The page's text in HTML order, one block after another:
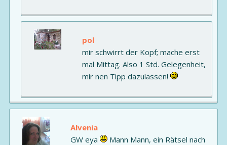
pol
mir schwirrt der Kopf; mache erst
mal Mittag. Also 1 Std. Gelegenheit,
mir nen Tipp dazulassen!
Alvenia
GW eya
Mann Mann, ein Rätsel nach